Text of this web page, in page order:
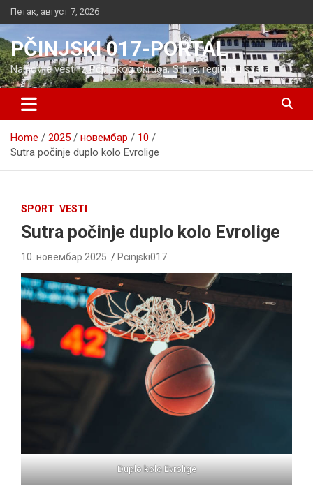
Skip
to
content
Петак, август 7, 2026
PČINJSKI 017-PORTAL
Najnovije vesti iz Pčinjskog okruga, Srbije, regiona i sveta
Home 2025 новембар
10
Sutra počinje duplo kolo Evrolige
SPORT VESTI
Sutra počinje duplo kolo Evrolige
10. новембар 2025. Pcinjski017
Duplo kolo Evrolige